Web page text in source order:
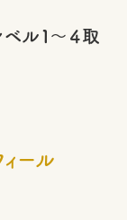
ル１～４取
ール